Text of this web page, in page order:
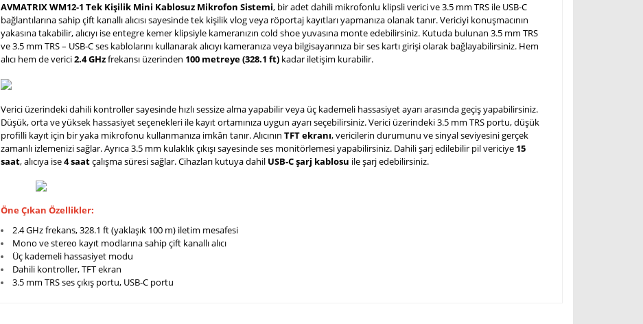
AVMATRIX WM12-1 Tek Kişilik Mini Kablosuz Mikrofon Sistemi, bir adet dahili mikrofonlu klipsli verici ve 3.5 mm TRS ile USB-C
bağlantılarına sahip çift kanallı alıcısı sayesinde tek kişilik vlog veya röportaj kayıtları yapmanıza olanak tanır. Vericiyi konuşmacının
yakasına takabilir, alıcıyı ise entegre kemer klipsiyle kameranızın cold shoe yuvasına monte edebilirsiniz. Kutuda bulunan 3.5 mm TRS
ve 3.5 mm TRS – USB-C ses kablolarını kullanarak alıcıyı kameranıza veya bilgisayarınıza bir ses kartı girişi olarak bağlayabilirsiniz. Hem
alıcı hem de verici2.4 GHzfrekansı üzerinden 100 metreye (328.1 ft) kadar iletişim kurabilir.
Verici üzerindeki dahili kontroller sayesinde hızlı sessize alma yapabilir veya üç kademeli hassasiyet ayarı arasında geçiş yapabilirsiniz.
Düşük, orta ve yüksek hassasiyet seçenekleri ile kayıt ortamınıza uygun ayarı seçebilirsiniz. Verici üzerindeki 3.5 mm TRS portu, düşük
profilli kayıt için bir yaka mikrofonu kullanmanıza imkân tanır. Alıcının TFT ekranı, vericilerin durumunu ve sinyal seviyesini gerçek
zamanlı izlemenizi sağlar. Ayrıca 3.5 mm kulaklık çıkışı sayesinde ses monitörlemesi yapabilirsiniz. Dahili şarj edilebilir pil vericiye 15
saat, alıcıya ise4 saatçalışma süresi sağlar. Cihazları kutuya dahil USB-C şarj kablosu ile şarj edebilirsiniz.
Öne Çıkan Özellikler:
2.4 GHz frekans, 328.1 ft (yaklaşık 100 m) iletim mesafesi
Mono ve stereo kayıt modlarına sahip çift kanallı alıcı
Üç kademeli hassasiyet modu
Dahili kontroller, TFT ekran
3.5 mm TRS ses çıkış portu, USB-C portu